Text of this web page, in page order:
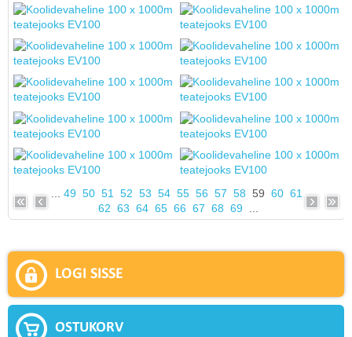
49 50 51 52 53 54 55 56 57 58 59 60 61
62 63 64 65 66 67 68 69
LOGI SISSE
OSTUKORV